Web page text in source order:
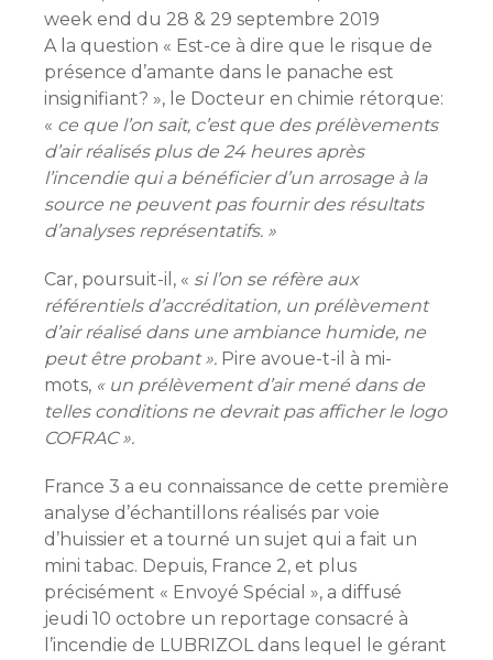
week end du 28 & 29 septembre 2019
A la question « Est-ce à dire que le risque de
présence d’amante dans le panache est
insignifiant? », le Docteur en chimie rétorque:
« ce que l’on sait, c’est que des prélèvements
d’air réalisés plus de 24 heures après
l’incendie qui a bénéficier d’un arrosage à la
source ne peuvent pas fournir des résultats
d’analyses représentatifs. »
Car, poursuit-il, « si l’on se réfère aux
référentiels d’accréditation, un prélèvement
d’air réalisé dans une ambiance humide, ne
peut être probant ». Pire avoue-t-il à mi-
mots, « un prélèvement d’air mené dans de
telles conditions ne devrait pas afficher le logo
COFRAC ».
France 3 a eu connaissance de cette première
analyse d’échantillons réalisés par voie
d’huissier et a tourné un sujet qui a fait un
mini tabac. Depuis, France 2, et plus
précisément « Envoyé Spécial », a diffusé
jeudi 10 octobre un reportage consacré à
l’incendie de LUBRIZOL dans lequel le gérant